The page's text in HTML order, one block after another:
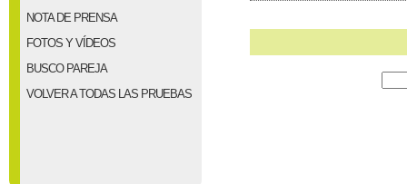
NOTA DE PRENSA
FOTOS Y VÍDEOS
BUSCO PAREJA
VOLVER A TODAS LAS PRUEBAS